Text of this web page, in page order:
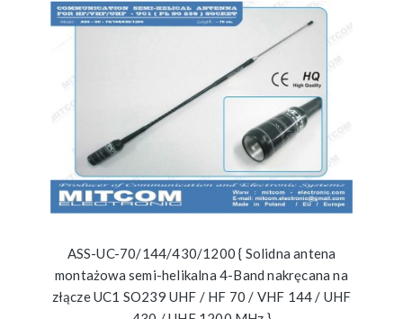
ASS-UC-70/144/430/1200 { Solidna antena
montażowa semi-helikalna 4-Band nakręcana na
złącze UC1 SO239 UHF / HF 70 / VHF 144 / UHF